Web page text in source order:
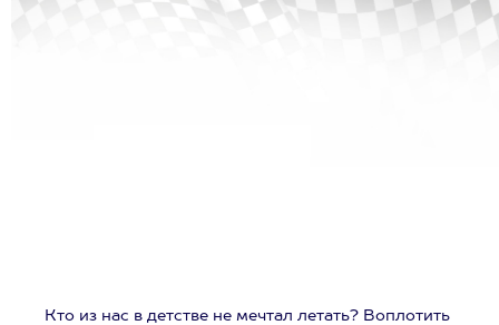
Кто из нас в детстве не мечтал летать? Воплотить